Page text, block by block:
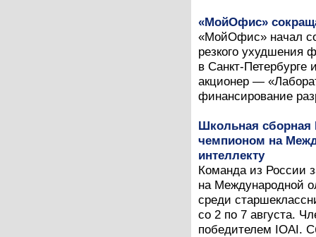
«МойОфис»
«МойОфис» начал
резкого ухудшения
в Санкт-
акционер —
финансирование
Школьная сборная
чемпионом на
интеллекту
Команда из России
на Международной
среди
со 2 по 7 августа.
победителем IOAI.